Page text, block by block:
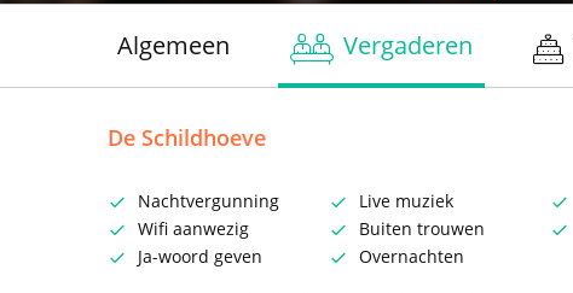
Algemeen Vergaderen
De Schildhoeve
Nachtvergunning Live muziek
Wifi aanwezig
Buiten trouwen
Ja-woord geven
Overnachten